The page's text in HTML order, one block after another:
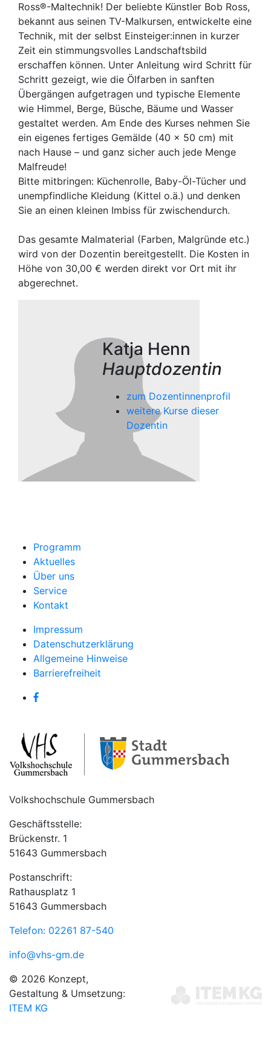
Ross®-Maltechnik! Der beliebte Künstler Bob Ross,
bekannt aus seinen TV-Malkursen, entwickelte eine
Technik, mit der selbst Einsteiger:innen in kurzer
Zeit ein stimmungsvolles Landschaftsbild
erschaffen können. Unter Anleitung wird Schritt für
Schritt gezeigt, wie die Ölfarben in sanften
Übergängen aufgetragen und typische Elemente
wie Himmel, Berge, Büsche, Bäume und Wasser
gestaltet werden. Am Ende des Kurses nehmen Sie
ein eigenes fertiges Gemälde (40 x 50 cm) mit
nach Hause – und ganz sicher auch jede Menge
Malfreude!
Bitte mitbringen: Küchenrolle, Baby-Öl-Tücher und
unempfindliche Kleidung (Kittel o.ä.) und denken
Sie an einen kleinen Imbiss für zwischendurch.
Das gesamte Malmaterial (Farben, Malgründe etc.)
wird von der Dozentin bereitgestellt. Die Kosten in
Höhe von 30,00 € werden direkt vor Ort mit ihr
abgerechnet.
Katja Henn
Hauptdozentin
zum Dozentinnenprofil
weitere Kurse dieser
Dozentin
Programm
Aktuelles
Über uns
Service
Kontakt
Impressum
Datenschutzerklärung
Allgemeine Hinweise
Barrierefreiheit
Volkshochschule Gummersbach
Geschäftsstelle:
Brückenstr. 1
51643 Gummersbach
Postanschrift:
Rathausplatz 1
51643 Gummersbach
Telefon: 02261 87-540
info@vhs-gm.de
© 2026 Konzept,
Gestaltung & Umsetzung:
ITEM KG